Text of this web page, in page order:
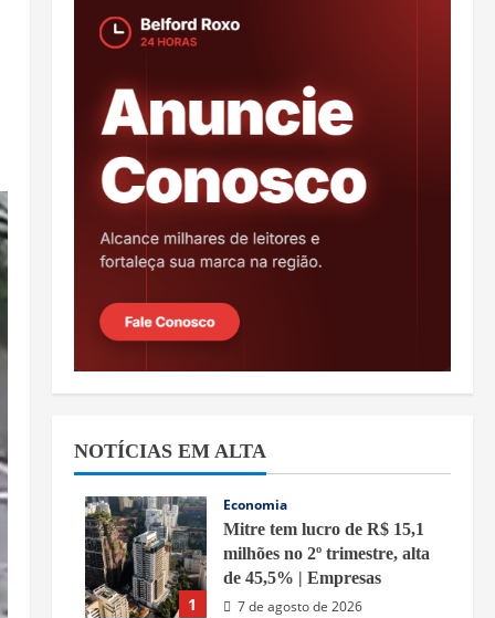
NOTÍCIAS EM ALTA
1
Economia
Mitre tem lucro de R$ 15,1
milhões no 2º trimestre, alta
de 45,5% | Empresas
7 de agosto de 2026